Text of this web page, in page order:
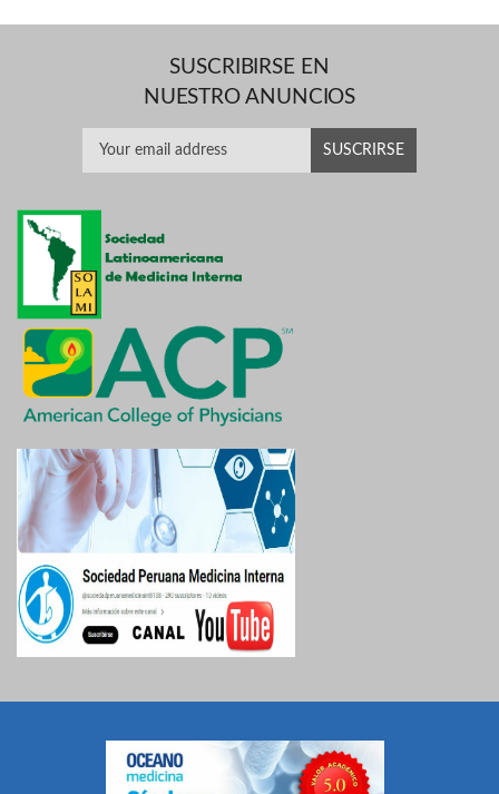
SUSCRIBIRSE EN
NUESTRO ANUNCIOS